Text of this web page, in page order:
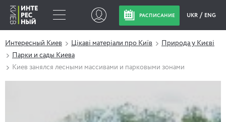
РАСПИСАНИЕ UKR ENG
Интересный Киев Цікаві матеріали про Київ
Природа у Києві
Парки и сады Киева
Киев занялся лесными массивами и парковыми зонами